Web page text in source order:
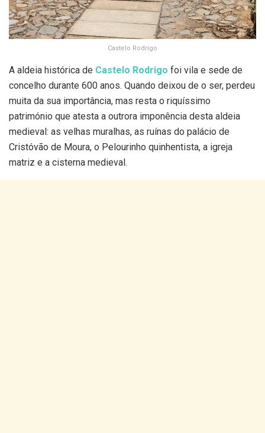
Castelo Rodrigo
A aldeia histórica de Castelo Rodrigo foi vila e sede de
concelho durante 600 anos. Quando deixou de o ser, perdeu
muita da sua importância, mas resta o riquíssimo
património que atesta a outrora imponência desta aldeia
medieval: as velhas muralhas, as ruínas do palácio de
Cristóvão de Moura, o Pelourinho quinhentista, a igreja
matriz e a cisterna medieval.